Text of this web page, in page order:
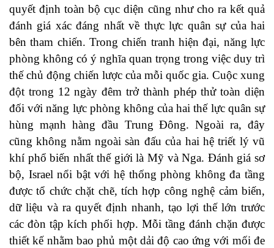
quyết định toàn bộ cục diện cũng như cho ra kết quả
đánh giá xác đáng nhất về thực lực quân sự của hai
bên tham chiến. Trong chiến tranh hiện đại, năng lực
phòng không có ý nghĩa quan trọng trong việc duy trì
thế chủ động chiến lược của mỗi quốc gia. Cuộc xung
đột trong 12 ngày đêm trở thành phép thử toàn diện
đối với năng lực phòng không của hai thế lực quân sự
hùng mạnh hàng đầu Trung Đông. Ngoài ra, đây
cũng không nằm ngoài sàn đấu của hai hệ triết lý vũ
khí phổ biến nhất thế giới là Mỹ và Nga. Đánh giá sơ
bộ, Israel nổi bật với hệ thống phòng không đa tầng
được tổ chức chặt chẽ, tích hợp công nghệ cảm biến,
dữ liệu và ra quyết định nhanh, tạo lợi thế lớn trước
các đòn tập kích phối hợp. Mỗi tầng đánh chặn được
thiết kế nhằm bao phủ một dải độ cao ứng với mối đe